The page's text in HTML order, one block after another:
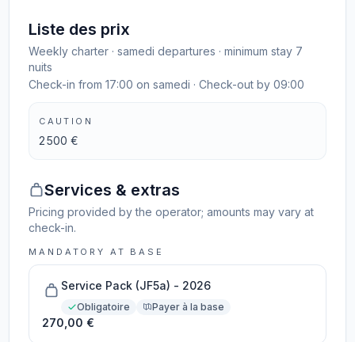
Liste des prix
Weekly charter · samedi departures · minimum stay 7
nuits
Check-in from 17:00 on samedi · Check-out by 09:00
CAUTION
2 500 €
Services & extras
Pricing provided by the operator; amounts may vary at
check-in.
MANDATORY AT BASE
Service Pack (JF5a) - 2026
Obligatoire Payer à la base
270,00 €